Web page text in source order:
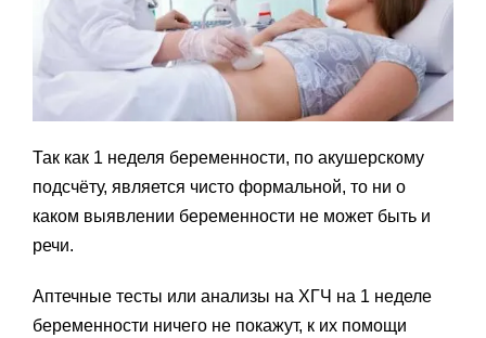
Так как 1 неделя беременности, по акушерскому
подсчёту, является чисто формальной, то ни о
каком выявлении беременности не может быть и
речи.
Аптечные тесты или анализы на ХГЧ на 1 неделе
беременности ничего не покажут, к их помощи